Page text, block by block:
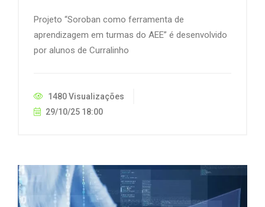
Projeto “Soroban como ferramenta de
aprendizagem em turmas do AEE” é desenvolvido
por alunos de Curralinho
1480 Visualizações
29/10/25 18:00